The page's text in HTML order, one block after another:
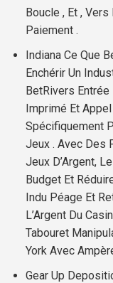
Boucle , Et ,
Paiement .
Indiana Ce Que
Enchérir Un
BetRivers
Imprimé Et
Spécifiquement
Jeux . Avec Des
Jeux D’Argent,
Budget Et
Indu Péage Et
L’Argent Du
Tabouret
York Avec
Gear Up